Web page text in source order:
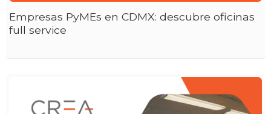
Empresas PyMEs en CDMX: descubre oficinas
full service